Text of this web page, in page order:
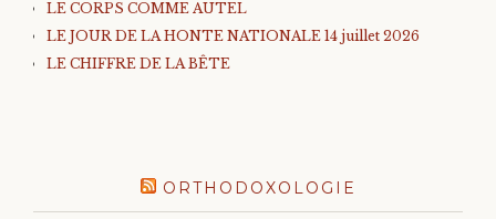
LE CORPS COMME AUTEL
LE JOUR DE LA HONTE NATIONALE 14 juillet 2026
LE CHIFFRE DE LA BÊTE
ORTHODOXOLOGIE